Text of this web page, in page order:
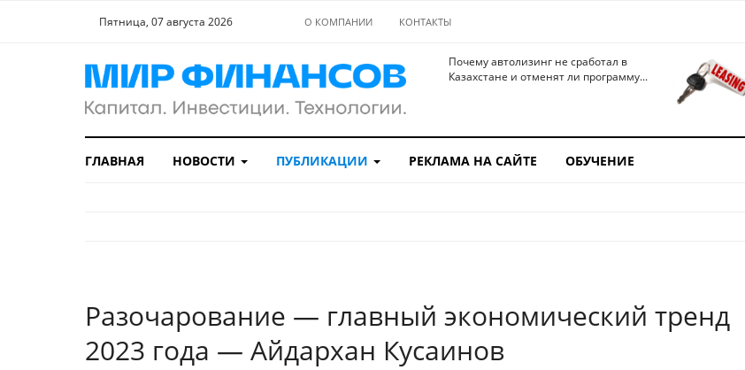
Пятница, 07 августа 2026 О КОМПАНИИ КОНТАКТЫ
Почему автолизинг не сработал в
Казахстане и отменят ли программу...
ГЛАВНАЯ НОВОСТИ ПУБЛИКАЦИИ РЕКЛАМА НА САЙТЕ ОБУЧЕНИЕ
Разочарование — главный экономический тренд
2023 года — Айдархан Кусаинов